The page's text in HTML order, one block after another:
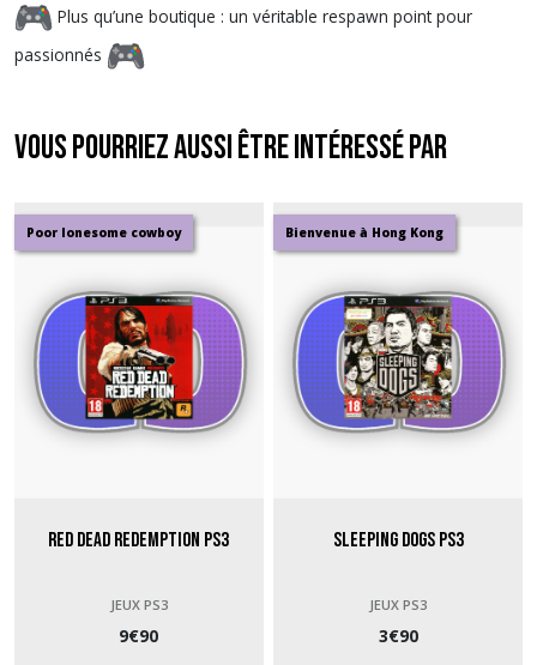
Plus qu’une boutique : un véritable respawn point pour
passionnés
Vous pourriez aussi être intéressé par
Poor lonesome cowboy
Red Dead Redemption PS3
JEUX PS3
9€90
Bienvenue à Hong Kong
Sleeping Dogs PS3
JEUX PS3
3€90